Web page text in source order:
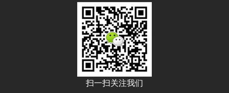
扫一扫关注我们